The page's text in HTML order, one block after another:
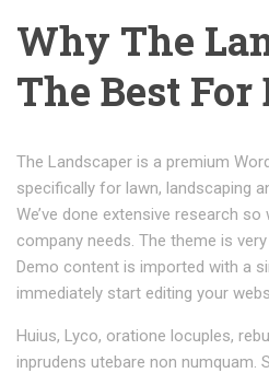
Why The
The Best For
The Landscaper is a premium
specifically for lawn, landscaping
We’ve done extensive research
company needs. The theme is
Demo content is imported with a
immediately start editing your
Huius, Lyco, oratione locuples,
inprudens utebare non numquam.